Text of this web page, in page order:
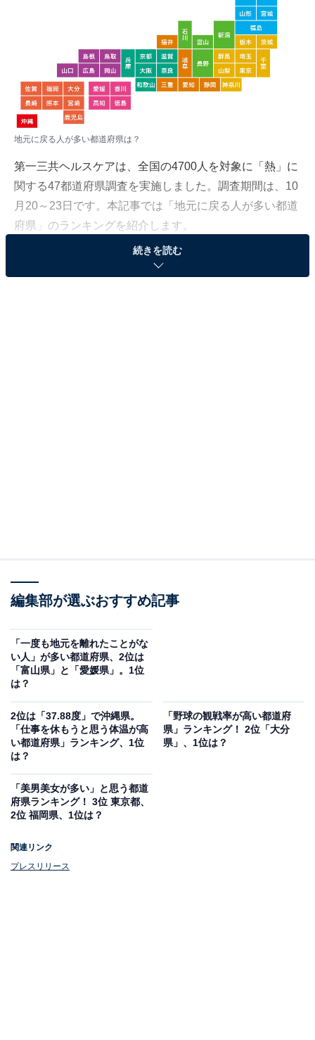
地元に戻る人が多い都道府県は？
第一三共ヘルスケアは、全国の4700人を対象に「熱」に
関する47都道府県調査を実施しました。調査期間は、10
月20～23日です。本記事では「地元に戻る人が多い都道
府県」のランキングを紹介します。
＞10位までのランキング結果を見る
「秋田県」と「長野県」も地元回帰型の人が多い
傾向
また、3位は46％で「秋田県」、4位は45％で「長野県」
でした。
青森県、秋田県は「地元愛の熱さ」調査で低い結果が出
ていますが、一度出た地元に戻る人も多いという結果と
続きを読む
編集部が選ぶおすすめ記事
「一度も地元を離れたことがな
い人」が多い都道府県、2位は
「富山県」と「愛媛県」。1位
は？
2位は「37.88度」で沖縄県。
「仕事を休もうと思う体温が高
い都道府県」ランキング、1位
は？
「野球の観戦率が高い都道府
県」ランキング！ 2位「大分
県」、1位は？
「美男美女が多い」と思う都道
府県ランキング！ 3位 東京都、
2位 福岡県、1位は？
関連リンク
プレスリリース